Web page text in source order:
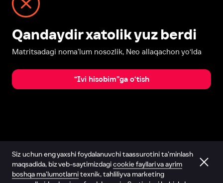
Qandaydir xatolik yuz berdi
Matritsadagi noma’lum nosozlik, Neo allaqachon yo‘lda
“Ivi hisobim”ga o‘tish
Siz uchun eng yaxshi foydalanuvchi taassurotini ta’minlash
maqsadida, biz veb-saytimizdagicookie fayllari va ayrim
boshqa ma’lumotlarnitexnik, tahliliy va marketing